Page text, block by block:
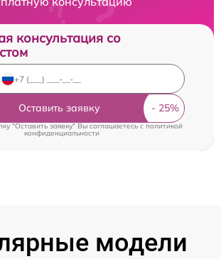
консультация со
Оставить заявку
"Оставить заявку" Вы соглашаетесь c политикой
конфиденциальности
модели